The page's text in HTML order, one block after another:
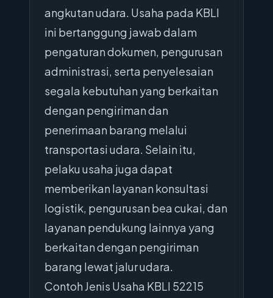
angkutan udara. Usaha pada KBLI
ini bertanggung jawab dalam
pengaturan dokumen, pengurusan
administrasi, serta penyelesaian
segala kebutuhan yang berkaitan
dengan pengiriman dan
penerimaan barang melalui
transportasi udara. Selain itu,
pelaku usaha juga dapat
memberikan layanan konsultasi
logistik, pengurusan bea cukai, dan
layanan pendukung lainnya yang
berkaitan dengan pengiriman
barang lewat jalur udara.
Contoh Jenis Usaha KBLI 52215